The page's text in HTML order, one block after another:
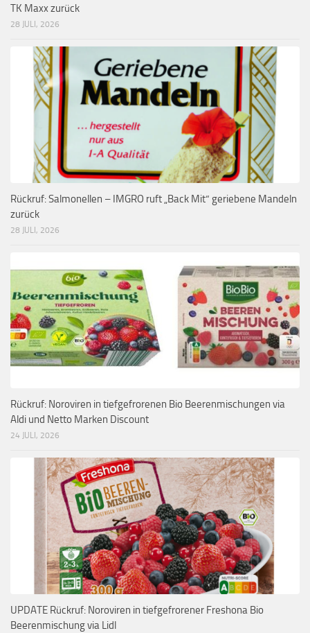
TK Maxx zurück
28 JULI, 2026
Rückruf: Salmonellen – IMGRO ruft „Back Mit“ geriebene Mandeln
zurück
28 JULI, 2026
Rückruf: Noroviren in tiefgefrorenen Bio Beerenmischungen via
Aldi und Netto Marken Discount
24 JULI, 2026
UPDATE Rückruf: Noroviren in tiefgefrorener Freshona Bio
Beerenmischung via Lidl